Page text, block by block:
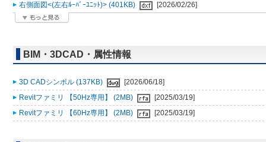
右側面図<(左右ﾙｰﾊﾞｰﾕﾆｯﾄ)> (401KB)
[2026/02/26]
BIM・3DCAD・属性情報
3D CADシンボル (137KB)
[2026/06/18]
Revitファミリ 【50Hz専用】 (2MB)
[2025/03/19]
Revitファミリ 【60Hz専用】 (2MB)
[2025/03/19]